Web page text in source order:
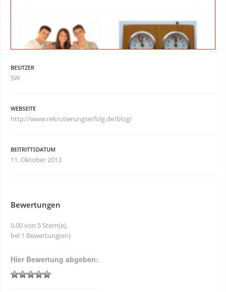
BESITZER
SW
WEBSEITE
http://www.rekrutierungserfolg.de/blog/
BEITRITTSDATUM
11. Oktober 2013
Bewertungen
0,00 von 5 Stern(e),
bei 1 Bewertung(en)
Hier Bewertung abgeben: